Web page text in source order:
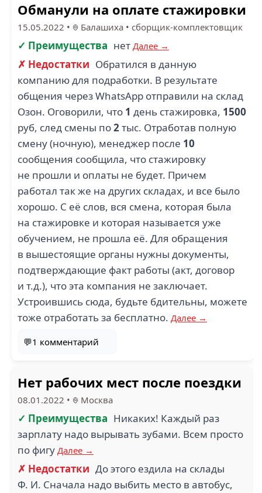
Обманули на оплате стажировки
15.05.2022 • Балашиха • сборщик-комплектовщик
✓ Преимущества нет Далее →
✗ Недостатки Обратился в данную
компанию для подработки. В результате
общения через WhatsApp отправили на склад
Озон. Оговорили, что 1 день стажировка, 1500
руб, след смены по2тыс. Отработав полную
смену (ночную), менеджер после 10
сообщения сообщила, что стажировку
не прошли и оплаты не будет. Причем
работал так же на других складах, и все было
хорошо. С её слов, вся смена, которая была
на стажировке и которая называется уже
обучением, не прошла её. Для обращения
в вышестоящие органы нужны документы,
подтверждающие факт работы (акт, договор
и т.д.), что эта компания не заключает.
Устроившись сюда, будьте бдительны, можете
тоже отработать за бесплатно. Далее →
💬1 комментарий
Нет рабочих мест после поездки
08.01.2022 • Москва
✓ Преимущества Никаких! Каждый раз
зарплату надо вырывать зубами. Всем просто
по фигу Далее →
✗ Недостатки До этого ездила на склады
Ф. И. Сначала надо выбить место в автобус,